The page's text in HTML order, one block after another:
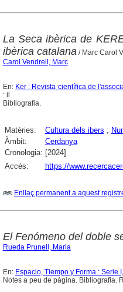
La Seca ibèrica de
ibèrica catalana/ Marc Carol
Carol Vendrell, Marc
En: Ker : Revista científica de
: il
Bibliografia.
Matèries: Cultura dels ibers ;
Àmbit:
Cerdanya
Cronologia: [2024]
Accés:
https://
Enllaç permanent a aquest
El Fenómeno del doble
Rueda Prunell, Maria
En: Espacio, Tiempo y Forma : Serie
Notes a peu de pàgina. Bibliografia.